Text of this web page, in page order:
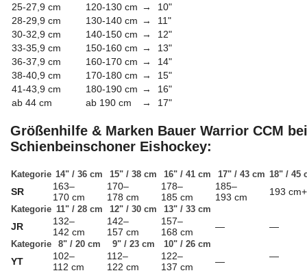
25-27,9 cm
120-130 cm →
10"
28-29,9 cm
130-140 cm →
11"
30-32,9 cm
140-150 cm →
12"
33-35,9 cm
150-160 cm →
13"
36-37,9 cm
160-170 cm →
14"
38-40,9 cm
170-180 cm →
15"
41-43,9 cm
180-190 cm →
16"
ab 44 cm
ab 190 cm → 17"
Größenhilfe & Marken Bauer Warrior CCM bei
Schienbeinschoner Eishockey:
Kategorie 14" / 36 cm 15" / 38 cm 16" / 41 cm 17" / 43 cm 18" / 45
SR
163–
170 cm
170–
178 cm
178–
185 cm
185–
193 cm
193 cm+
Kategorie 11" / 28 cm 12" / 30 cm 13" / 33 cm
JR
132–
142 cm
142–
157 cm
157–
168 cm
— —
Kategorie 8" / 20 cm 9" / 23 cm 10" / 26 cm
YT
102–
112 cm
112–
122 cm
122–
137 cm
— —